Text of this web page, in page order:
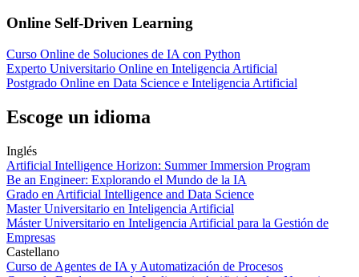
Online Self-Driven Learning
Curso Online de Soluciones de IA con Python
Experto Universitario Online en Inteligencia Artificial
Postgrado Online en Data Science e Inteligencia Artificial
Escoge un idioma
Inglés
Artificial Intelligence Horizon: Summer Immersion Program
Be an Engineer: Explorando el Mundo de la IA
Grado en Artificial Intelligence and Data Science
Master Universitario en Inteligencia Artificial
Máster Universitario en Inteligencia Artificial para la Gestión de
Empresas
Castellano
Curso de Agentes de IA y Automatización de Procesos